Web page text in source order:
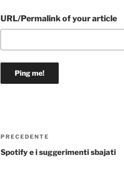
URL/Permalink of your article
Navigazione
articoli
Articolo
precedente:
PRECEDENTE
Spotify e i suggerimenti sbajati